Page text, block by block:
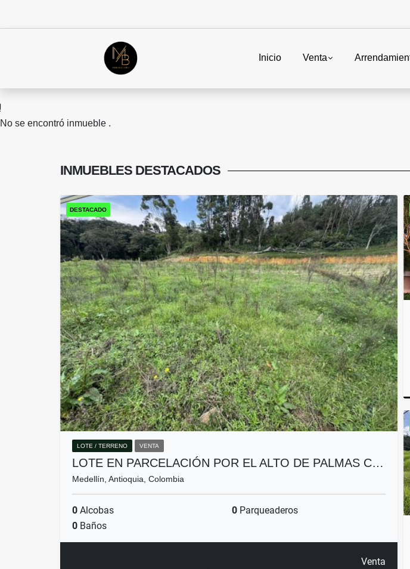
Inicio Venta
No se encontró inmueble .
INMUEBLES DESTACADOS
DESTACADO
LOTE / TERRENO VENTA
LOTE EN PARCELACIÓN POR EL ALTO DE PALMAS C…
Medellín, Antioquia, Colombia
0 Alcobas 0 Parqueaderos
0 Baños
Venta